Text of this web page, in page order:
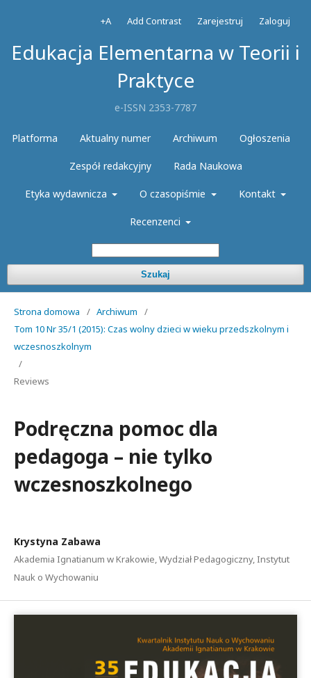
Edukacja Elementarna w Teorii i
Praktyce
e-ISSN 2353-7787
Platforma Aktualny numer Archiwum Ogłoszenia
Zespół redakcyjny Rada Naukowa
Etyka wydawnicza O czasopiśmie Kontakt
Recenzenci
Szukaj
+A Add Contrast Zarejestruj Zaloguj
Strona domowa / Archiwum
/
Tom 10 Nr 35/1 (2015): Czas wolny dzieci w wieku przedszkolnym i
wczesnoszkolnym
/
Reviews
Podręczna pomoc dla
pedagoga – nie tylko
wczesnoszkolnego
Krystyna Zabawa
Akademia Ignatianum w Krakowie, Wydział Pedagogiczny, Instytut
Nauk o Wychowaniu